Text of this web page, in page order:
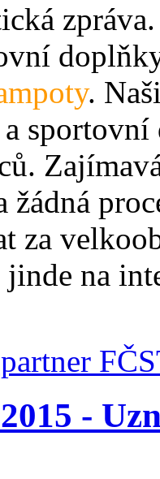
.
žádná
za
jinde na
-